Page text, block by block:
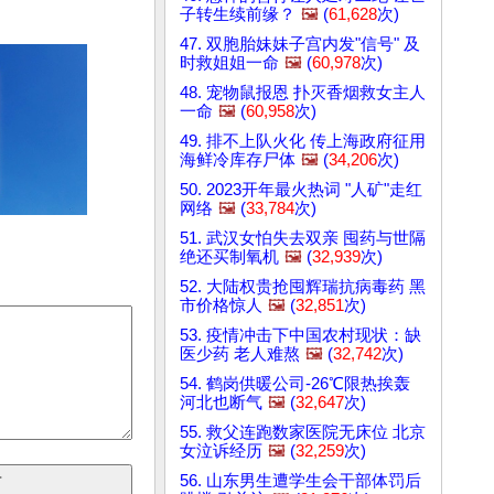
子转生续前缘？ 🖼️ (61,628次)
47. 双胞胎妹妹子宫内发"信号" 及
时救姐姐一命 🖼️ (60,978次)
48. 宠物鼠报恩 扑灭香烟救女主人
一命 🖼️ (60,958次)
49. 排不上队火化 传上海政府征用
海鲜冷库存尸体 🖼️ (34,206次)
50. 2023开年最火热词 "人矿"走红
网络 🖼️ (33,784次)
51. 武汉女怕失去双亲 囤药与世隔
绝还买制氧机 🖼️ (32,939次)
52. 大陆权贵抢囤辉瑞抗病毒药 黑
市价格惊人 🖼️ (32,851次)
53. 疫情冲击下中国农村现状：缺
医少药 老人难熬 🖼️ (32,742次)
54. 鹤岗供暖公司-26℃限热挨轰
河北也断气 🖼️ (32,647次)
55. 救父连跑数家医院无床位 北京
女泣诉经历 🖼️ (32,259次)
56. 山东男生遭学生会干部体罚后